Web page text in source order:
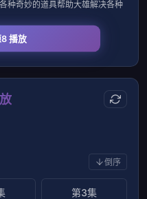
种奇妙的道具帮助大雄解决各种
播放
倒序
第3集